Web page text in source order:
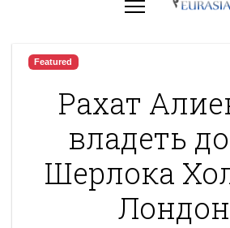
Featured
Рахат
владеть
Шерлока